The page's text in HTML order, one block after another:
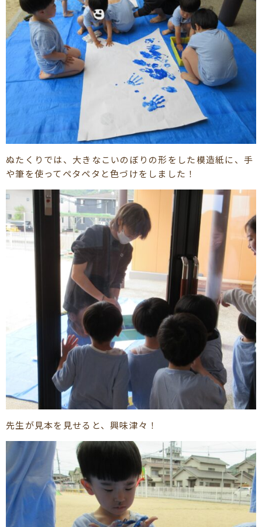
ぬたくりでは、大きなこいのぼりの形をした模造紙に、手
や筆を使ってペタペタと色づけをしました！
先生が見本を見せると、興味津々！